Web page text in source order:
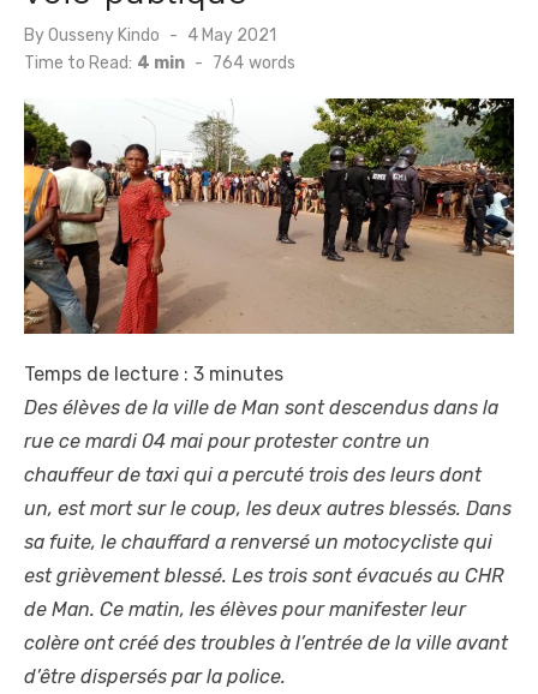
ByOusseny Kindo
Posted
4 May 2021
Time to Read: 4 min - 764 words
Temps de lecture : 3 minutes
Des élèves de la ville de Man sont descendus dans la
rue ce mardi 04 mai pour protester contre un
chauffeur de taxi qui a percuté trois des leurs dont
un, est mort sur le coup, les deux autres blessés. Dans
sa fuite, le chauffard a renversé un motocycliste qui
est grièvement blessé. Les trois sont évacués au CHR
de Man. Ce matin, les élèves pour manifester leur
colère ont créé des troubles à l’entrée de la ville avant
d’être dispersés par la police.